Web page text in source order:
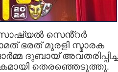
സെൻ്റര്‍
ഭരത് മുരളി സ്മാരക
ദുബായ് അവതരിപ്പിച്ച
തെരഞ്ഞെടുത്തു.